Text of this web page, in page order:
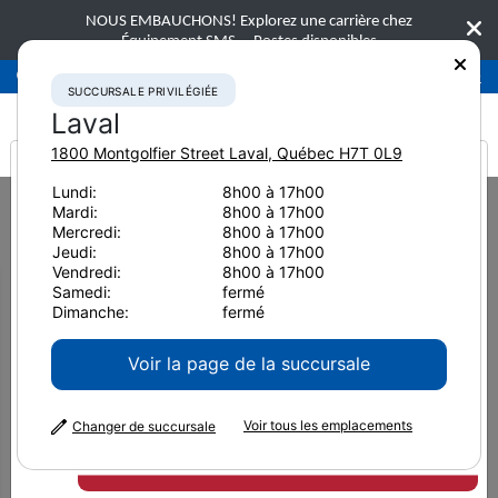
NOUS EMBAUCHONS! Explorez une carrière chez
Équipement SMS. Postes disponibles
Succursale privilégiéeLaval 450-781-9600
Home Nouvelles et ressources Article de presse
L’essentiel de l’exploitation minière : Une vue d’ensemble
L’essentiel de l’exploitation
minière : Une vue d’ensemble
It looks like you are
from America
SUCCURSALE PRIVILÉGIÉE
Laval
1800 Montgolfier Street Laval, Québec H7T 0L9
Lundi:
8h00 à 17h00
Mardi:
8h00 à 17h00
Mercredi:
8h00 à 17h00
Jeudi:
8h00 à 17h00
Vendredi:
8h00 à 17h00
Samedi:
fermé
Dimanche:
fermé
Voir la page de la succursale
Changer de succursale Voir tous les emplacements